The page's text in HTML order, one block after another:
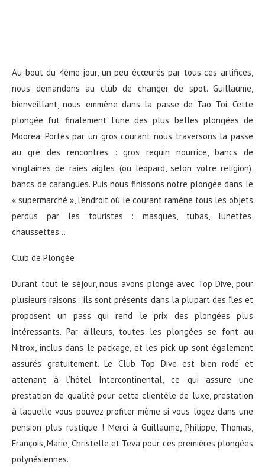
Au bout du 4ème jour, un peu écœurés par tous ces artifices,
nous demandons au club de changer de spot. Guillaume,
bienveillant, nous emmène dans la passe de Tao Toi. Cette
plongée fut finalement l’une des plus belles plongées de
Moorea. Portés par un gros courant nous traversons la passe
au gré des rencontres : gros requin nourrice, bancs de
vingtaines de raies aigles (ou léopard, selon votre religion),
bancs de carangues. Puis nous finissons notre plongée dans le
« supermarché », l’endroit où le courant ramène tous les objets
perdus par les touristes : masques, tubas, lunettes,
chaussettes…
Club de Plongée
Durant tout le séjour, nous avons plongé avec Top Dive, pour
plusieurs raisons : ils sont présents dans la plupart des îles et
proposent un pass qui rend le prix des plongées plus
intéressants. Par ailleurs, toutes les plongées se font au
Nitrox, inclus dans le package, et les pick up sont également
assurés gratuitement. Le Club Top Dive est bien rodé et
attenant à l’hôtel Intercontinental, ce qui assure une
prestation de qualité pour cette clientèle de luxe, prestation
à laquelle vous pouvez profiter même si vous logez dans une
pension plus rustique ! Merci à Guillaume, Philippe, Thomas,
François, Marie, Christelle et Teva pour ces premières plongées
polynésiennes.